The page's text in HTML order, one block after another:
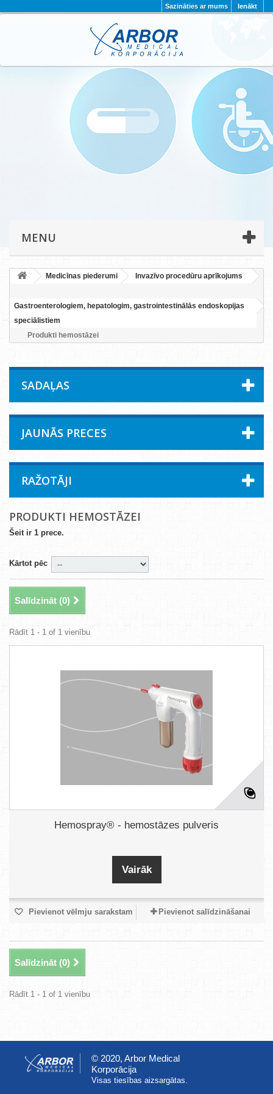
Ienākt
Sazināties ar mums
PAR MUMS PROJEKTI
KONTAKTI
PRIVĀTUMA POLITIKA
MENU
Medicīnas piederumi Invazīvo procedūru aprīkojums
Gastroenterologiem, hepatologim, gastrointestinālās endoskopijas
speciālistiem
Produkti hemostāzei
SADAĻAS
JAUNĀS PRECES
RAŽOTĀJI
PRODUKTI HEMOSTĀZEI
Šeit ir 1 prece.
Kārtot pēc
Salīdzināt (0)
Rādīt 1 - 1 of 1 vienību
Hemospray® - hemostāzes pulveris
Vairāk
Pievienot vēlmju sarakstam Pievienot salīdzināšanai
Salīdzināt (0)
Rādīt 1 - 1 of 1 vienību
© 2020, Arbor Medical
Korporācija
Visas tiesības aizsargātas.